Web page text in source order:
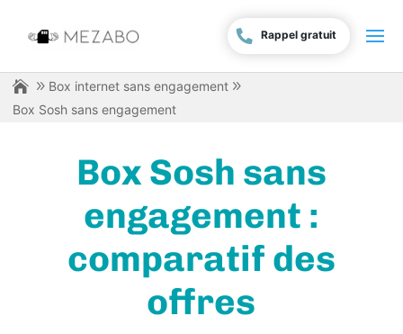
Rappel gratuit
Box internet sans engagement
Box Sosh sans engagement
Box Sosh sans
engagement :
comparatif des
offres